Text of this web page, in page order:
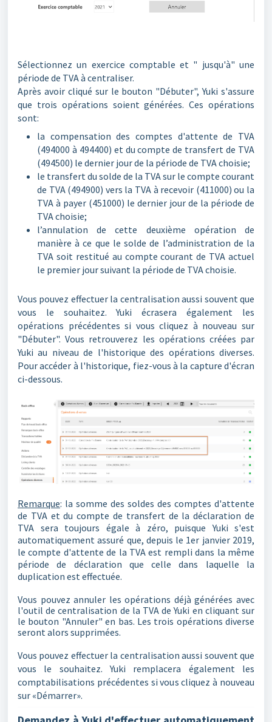
Sélectionnez un exercice comptable et " jusqu'à" une
période de TVA à centraliser.
Après avoir cliqué sur le bouton "Débuter", Yuki s'assure
que trois opérations soient générées. Ces opérations
sont:
la compensation des comptes d'attente de TVA
(494000 à 494400) et du compte de transfert de TVA
(494500) le dernier jour de la période de TVA choisie;
le transfert du solde de la TVA sur le compte courant
de TVA (494900) vers la TVA à recevoir (411000) ou la
TVA à payer (451000) le dernier jour de la période de
TVA choisie;
l’annulation de cette deuxième opération de
manière à ce que le solde de l’administration de la
TVA soit restitué au compte courant de TVA actuel
le premier jour suivant la période de TVA choisie.
Vous pouvez effectuer la centralisation aussi souvent que
vous le souhaitez. Yuki écrasera également les
opérations précédentes si vous cliquez à nouveau sur
"Débuter". Vous retrouverez les opérations créées par
Yuki au niveau de l'historique des opérations diverses.
Pour accéder à l'historique, fiez-vous à la capture d'écran
ci-dessous.
Remarque: la somme des soldes des comptes d'attente
de TVA et du compte de transfert de la déclaration de
TVA sera toujours égale à zéro, puisque Yuki s'est
automatiquement assuré que, depuis le 1er janvier 2019,
le compte d'attente de la TVA est rempli dans la même
période de déclaration que celle dans laquelle la
duplication est effectuée.
Vous pouvez annuler les opérations déjà générées avec
l'outil de centralisation de la TVA de Yuki en cliquant sur
le bouton "Annuler" en bas. Les trois opérations diverse
seront alors supprimées.
Vous pouvez effectuer la centralisation aussi souvent que
vous le souhaitez. Yuki remplacera également les
comptabilisations précédentes si vous cliquez à nouveau
sur «Démarrer».